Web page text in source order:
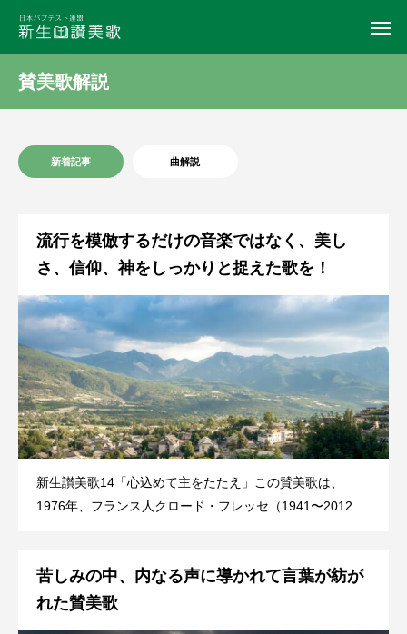
賛美歌解説
新着記事 曲解説
流行を模倣するだけの音楽ではなく、美し
さ、信仰、神をしっかりと捉えた歌を！
新生讃美歌14「心込めて主をたたえ」この賛美歌は、
1976年、フランス人クロード・フレッセ（1941〜2012）
イユの生まれで音楽教師であった。後に、福音歌手・改革
苦しみの中、内なる声に導かれて言葉が紡が
れた賛美歌